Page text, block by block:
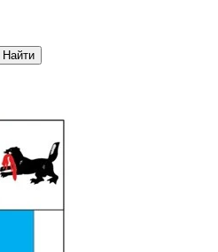
Найти